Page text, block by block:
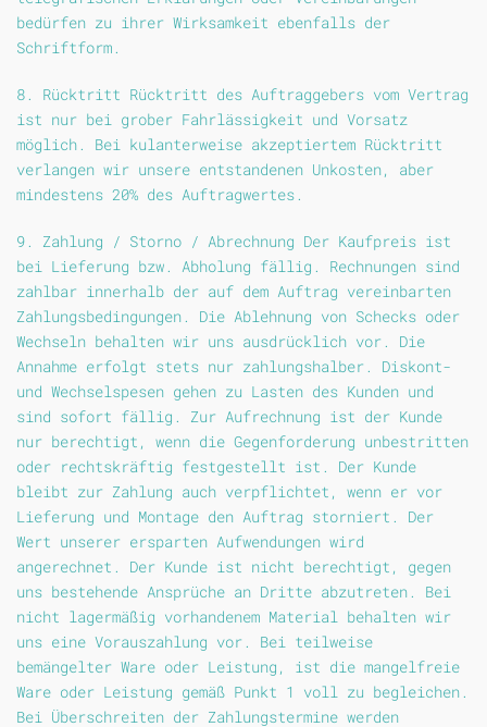
bedürfen zu ihrer Wirksamkeit ebenfalls der
Schriftform.
8. Rücktritt Rücktritt des Auftraggebers vom Vertrag
ist nur bei grober Fahrlässigkeit und Vorsatz
möglich. Bei kulanterweise akzeptiertem Rücktritt
verlangen wir unsere entstandenen Unkosten, aber
mindestens 20% des Auftragwertes.
9. Zahlung / Storno / Abrechnung Der Kaufpreis ist
bei Lieferung bzw. Abholung fällig. Rechnungen sind
zahlbar innerhalb der auf dem Auftrag vereinbarten
Zahlungsbedingungen. Die Ablehnung von Schecks oder
Wechseln behalten wir uns ausdrücklich vor. Die
Annahme erfolgt stets nur zahlungshalber. Diskont-
und Wechselspesen gehen zu Lasten des Kunden und
sind sofort fällig. Zur Aufrechnung ist der Kunde
nur berechtigt, wenn die Gegenforderung unbestritten
oder rechtskräftig festgestellt ist. Der Kunde
bleibt zur Zahlung auch verpflichtet, wenn er vor
Lieferung und Montage den Auftrag storniert. Der
Wert unserer ersparten Aufwendungen wird
angerechnet. Der Kunde ist nicht berechtigt, gegen
uns bestehende Ansprüche an Dritte abzutreten. Bei
nicht lagermäßig vorhandenem Material behalten wir
uns eine Vorauszahlung vor. Bei teilweise
bemängelter Ware oder Leistung, ist die mangelfreie
Ware oder Leistung gemäß Punkt 1 voll zu begleichen.
Bei Überschreiten der Zahlungstermine werden